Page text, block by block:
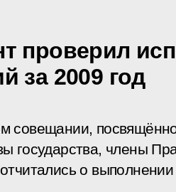
проверил
за 2009 год
совещании,
государства, члены
о